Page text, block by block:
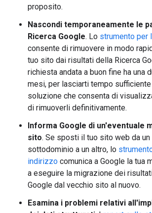
proposito.
Nascondi temporaneamente le
Ricerca Google. Lo strumento per
consente di rimuovere in modo
tuo sito dai risultati della Ricerca
richiesta andata a buon fine ha una
mesi, per lasciarti tempo sufficiente
soluzione che consenta di
di rimuoverli definitivamente.
Informa Google di un'eventuale
sito. Se sposti il tuo sito web da
sottodominio a un altro, lo
indirizzo comunica a Google la tua
a eseguire la migrazione dei
Google dal vecchio sito al nuovo.
Esamina i problemi relativi